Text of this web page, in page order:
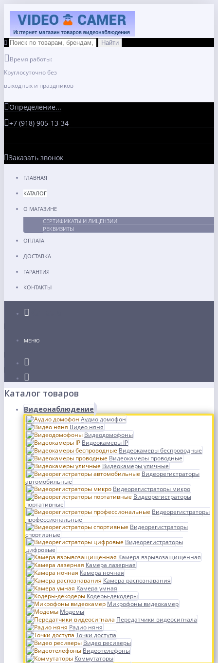
Время работы:
Круглосуточно без
выходных и праздников
Определение...
+7 (918) 905-13-34
Заказать звонок
ГЛАВНАЯ
КАТАЛОГ
О МАГАЗИНЕ
СЕРТИФИКАТЫ И ЛИЦЕНЗИИ
РЕКВИЗИТЫ
ОПЛАТА
ДОСТАВКА
ГАРАНТИЯ
КОНТАКТЫ
МЕНЮ
Каталог товаров
Видеонаблюдение
Аудио домофон
Видео няня
Видеодомофоны
Видеокамеры IP
Видеокамеры беспроводные
Видеокамеры проводные
Видеокамеры уличные
Видеорегистраторы
автомобильные
Видеорегистраторы микро
Видеорегистраторы
портативные
Видеорегистраторы
профессиональные
Видеорегистраторы
спортивные
Видеорегистраторы
цифровые
Камера взрывозащищенная
Камера лазерная
Камера ночная
Камера распознавания
Камера умная
Кодеры-декодеры
Микрофоны видеокамер
Модемы
Передатчики видеосигнала
Радио няня
Точки доступа
Видео ресиверы
Видеотелефоны
Коммутаторы